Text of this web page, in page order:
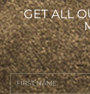
GET ALL